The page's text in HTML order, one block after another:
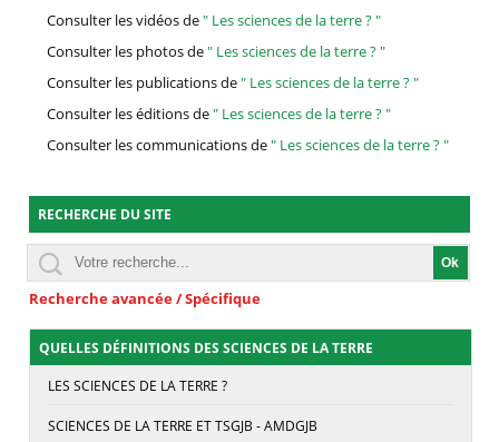
Consulter les vidéos de" Les sciences de la terre ? "
Consulter les photos de" Les sciences de la terre ? "
Consulter les publications de" Les sciences de la terre ? "
Consulter les éditions de" Les sciences de la terre ? "
Consulter les communications de" Les sciences de la terre ? "
RECHERCHE DU SITE
Recherche avancée / Spécifique
QUELLES DÉFINITIONS DES SCIENCES DE LA TERRE
LES SCIENCES DE LA TERRE ?
SCIENCES DE LA TERRE ET TSGJB - AMDGJB